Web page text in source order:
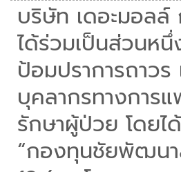
บริษัท เดอะมอล
ได้ร่วมเป็นส่วนหนึ่
ป้อมปราการถาว
บุคลากรทางการ
รักษาผู้ป่วย โดย
“กองทุนชัยพัฒน